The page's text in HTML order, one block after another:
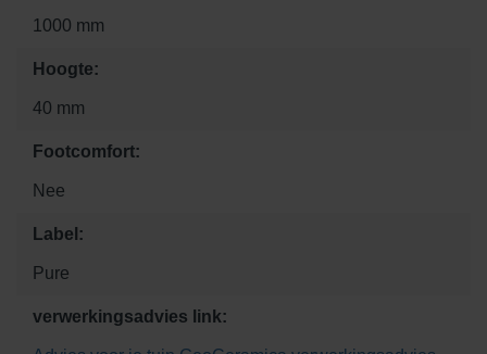
1000 mm
Hoogte:
40 mm
Footcomfort:
Nee
Label:
Pure
verwerkingsadvies link: